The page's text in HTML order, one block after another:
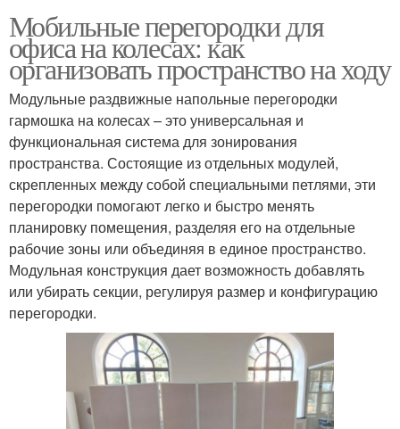
Мобильные перегородки для
офиса на колесах: как
организовать пространство на ходу
Модульные раздвижные напольные перегородки
гармошка на колесах – это универсальная и
функциональная система для зонирования
пространства. Состоящие из отдельных модулей,
скрепленных между собой специальными петлями, эти
перегородки помогают легко и быстро менять
планировку помещения, разделяя его на отдельные
рабочие зоны или объединяя в единое пространство.
Модульная конструкция дает возможность добавлять
или убирать секции, регулируя размер и конфигурацию
перегородки.